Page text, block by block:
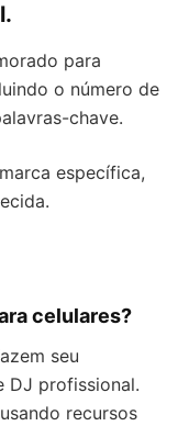
para
o número de
chave.
específica,
celulares?
seu
DJ profissional.
recursos